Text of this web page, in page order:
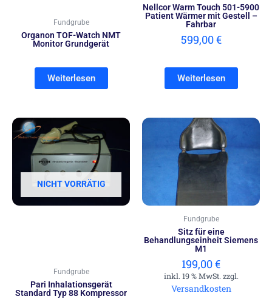
Fundgrube
Organon TOF-Watch NMT
Monitor Grundgerät
Weiterlesen
Nellcor Warm Touch 501-5900
Patient Wärmer mit Gestell –
Fahrbar
599,00€
Weiterlesen
NICHT VORRÄTIG
Fundgrube
Pari Inhalationsgerät
Standard Typ 88 Kompressor
Fundgrube
Sitz für eine
Behandlungseinheit Siemens
M1
199,00€
inkl. 19 % MwSt. zzgl.
Versandkosten